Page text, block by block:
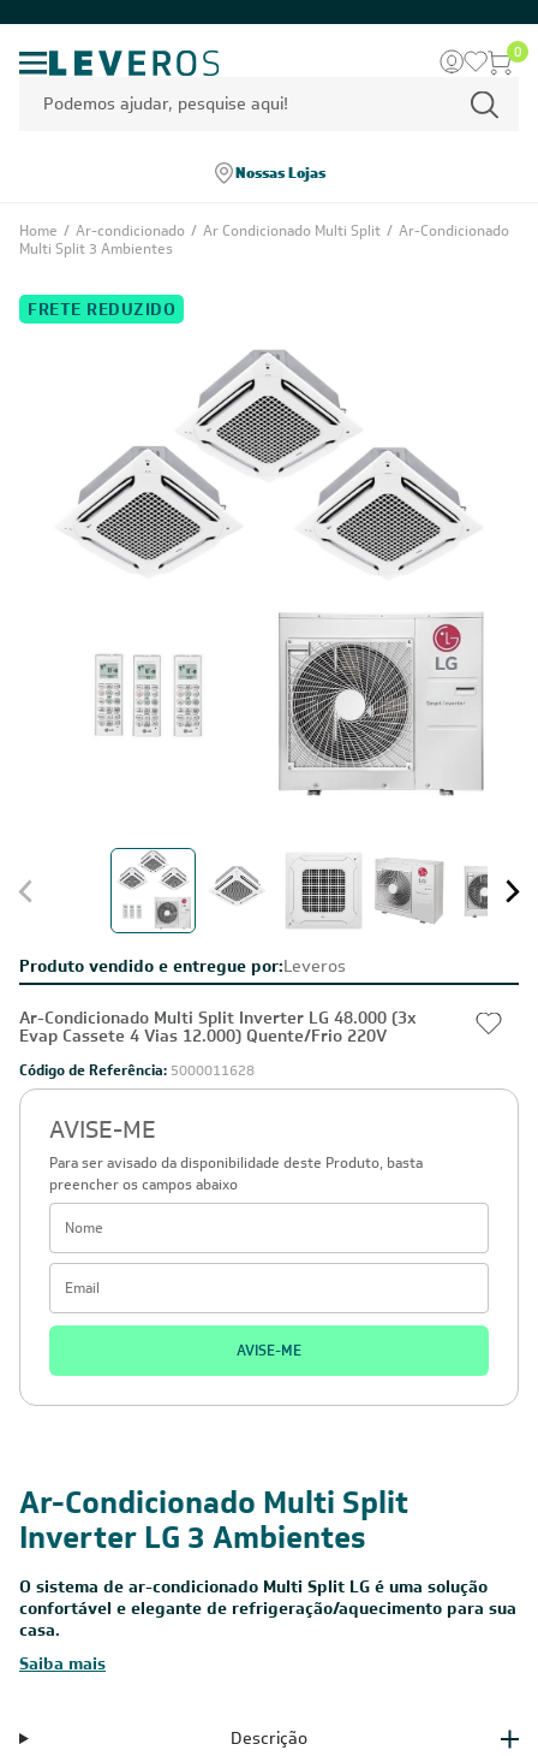
0
Nossas Lojas
Home / Ar-condicionado / Ar Condicionado Multi Split / Ar-Condicionado
Multi Split 3 Ambientes
Produto vendido e entregue por:Leveros
Ar-Condicionado Multi Split Inverter LG 48.000 (3x
Evap Cassete 4 Vias 12.000) Quente/Frio 220V
Código de Referência: 5000011628
AVISE-ME
Para ser avisado da disponibilidade deste Produto, basta
preencher os campos abaixo
AVISE-ME
Ar-Condicionado Multi Split
Inverter LG 3 Ambientes
O sistema de ar-condicionado Multi Split LG é uma solução
confortável e elegante de refrigeração/aquecimento para sua
casa.
Saiba mais
FRETE REDUZIDO
Descrição